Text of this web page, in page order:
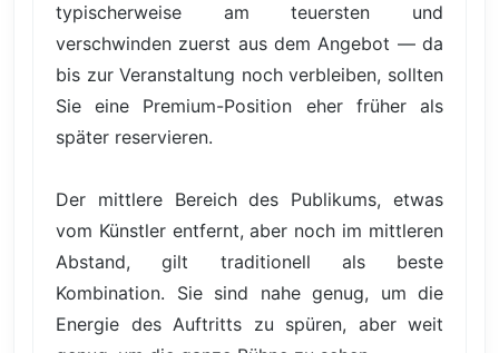
typischerweise am teuersten und
verschwinden zuerst aus dem Angebot — da
bis zur Veranstaltung noch verbleiben, sollten
Sie eine Premium-Position eher früher als
später reservieren.
Der mittlere Bereich des Publikums, etwas
vom Künstler entfernt, aber noch im mittleren
Abstand, gilt traditionell als beste
Kombination. Sie sind nahe genug, um die
Energie des Auftritts zu spüren, aber weit